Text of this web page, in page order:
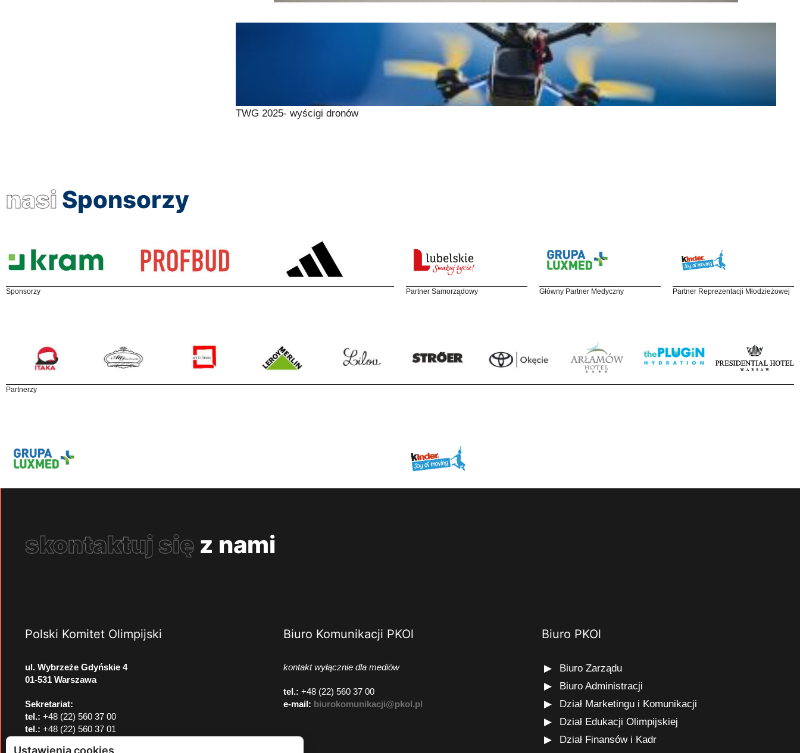
TWG 2025- wyścigi dronów
nasi Sponsorzy
Sponsorzy Partner Samorządowy Główny Partner Medyczny Partner Reprezentacji Młodzieżowej
Partnerzy
skontaktuj się z nami
Polski Komitet Olimpijski
ul. Wybrzeże Gdyńskie 4
01-531 Warszawa
Sekretariat:
tel.: +48 (22) 560 37 00
tel.: +48 (22) 560 37 01
Biuro Komunikacji PKOl
kontakt wyłącznie dla mediów
tel.: +48 (22) 560 37 00
e-mail: biurokomunikacji@pkol.pl
Biuro PKOl
Biuro Zarządu
Biuro Administracji
Dział Marketingu i Komunikacji
Dział Edukacji Olimpijskiej
Dział Finansów i Kadr
Ustawienia cookies